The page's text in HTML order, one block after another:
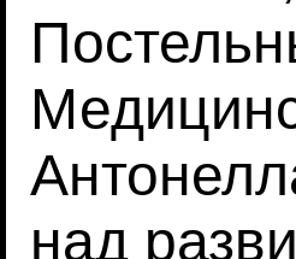
над